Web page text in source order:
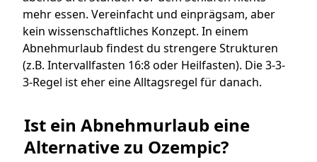
mehr essen. Vereinfacht und einprägsam, aber
kein wissenschaftliches Konzept. In einem
Abnehmurlaub findest du strengere Strukturen
(z.B. Intervallfasten 16:8 oder Heilfasten). Die 3-3-
3-Regel ist eher eine Alltagsregel für danach.
Ist ein Abnehmurlaub eine
Alternative zu Ozempic?